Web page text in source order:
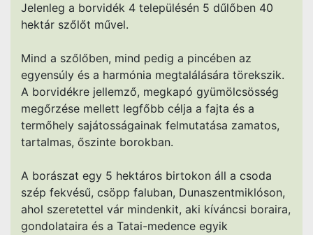
Jelenleg a borvidék 4 településén 5 dűlőben 40
hektár szőlőt művel.
Mind a szőlőben, mind pedig a pincében az
egyensúly és a harmónia megtalálására törekszik.
A borvidékre jellemző, megkapó gyümölcsösség
megőrzése mellett legfőbb célja a fajta és a
termőhely sajátosságainak felmutatása zamatos,
tartalmas, őszinte borokban.
A borászat egy 5 hektáros birtokon áll a csoda
szép fekvésű, csöpp faluban, Dunaszentmiklóson,
ahol szeretettel vár mindenkit, aki kíváncsi boraira,
gondolataira és a Tatai-medence egyik